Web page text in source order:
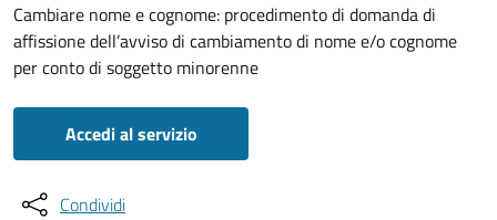
Cambiare nome e cognome: procedimento di domanda di
affissione dell’avviso di cambiamento di nome e/o cognome
per conto di soggetto minorenne
Accedi al servizio
Condividi